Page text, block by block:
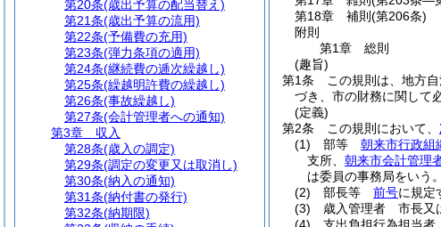
第18章
補則 (第206条)
附則
第1章
総則
(趣旨)
第1条
この規則は、地方
づき、市の財務に関して
(定義)
第2条
この規則において、
(1)
部等 朝来市行政組
支所、 朝来市会計管理
は委員の事務局をいう。
(2)
部長等 前号に規定
(3)
歳入管理者 市長又
第20条(歳出予算の配当替え)
第21条(歳出予算の流用)
第22条(予備費の充用)
第23条(弾力条項の適用)
第24条(継続費の逓次繰越し)
第25条(繰越明許費の繰越し)
第26条(事故繰越し)
第27条(会計管理者への通知)
第3章
収入
第28条(歳入の調定)
第29条(調定の変更又は取消し)
第30条(納入の通知)
第31条(納付書の発行)
第32条(納期限)